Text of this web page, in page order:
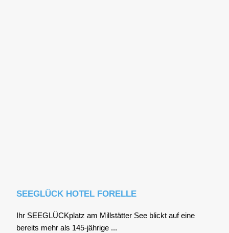
SEEGLÜCK HOTEL FORELLE
Ihr SEE­GLÜCK­platz am Mill­stät­ter See blickt auf eine
bereits mehr als 145-jäh­ri­ge ...